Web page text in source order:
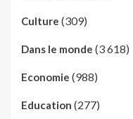
Culture (309)
Dans le monde (3 618)
Economie (988)
Education (277)